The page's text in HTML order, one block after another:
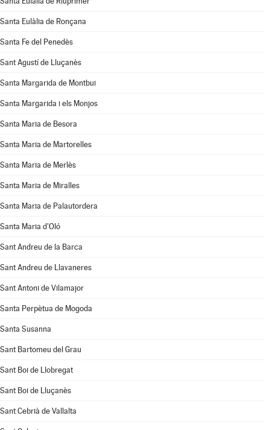
Santa Eulàlia de Ronçana
Santa Fe del Penedès
Sant Agustí de Lluçanès
Santa Margarida de Montbui
Santa Margarida i els Monjos
Santa Maria de Besora
Santa Maria de Martorelles
Santa Maria de Merlès
Santa Maria de Miralles
Santa Maria de Palautordera
Santa Maria d'Oló
Sant Andreu de la Barca
Sant Andreu de Llavaneres
Sant Antoni de Vilamajor
Santa Perpètua de Mogoda
Santa Susanna
Sant Bartomeu del Grau
Sant Boi de Llobregat
Sant Boi de Lluçanès
Sant Cebrià de Vallalta